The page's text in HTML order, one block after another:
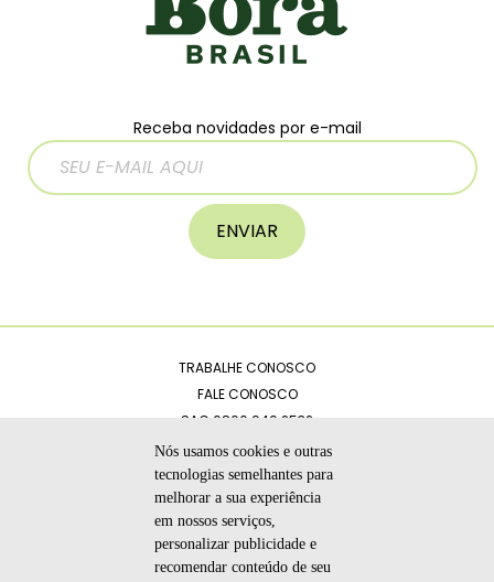
Receba novidades por e-mail
ENVIAR
TRABALHE CONOSCO
FALE CONOSCO
SAC 0800 940 2532
CATÁLOGOS
POLÍTICA DE PRIVACIDADE
CÓDIGO DE ÉTICA
Nós usamos cookies e outras
tecnologias semelhantes para
melhorar a sua experiência
em nossos serviços,
personalizar publicidade e
recomendar conteúdo de seu